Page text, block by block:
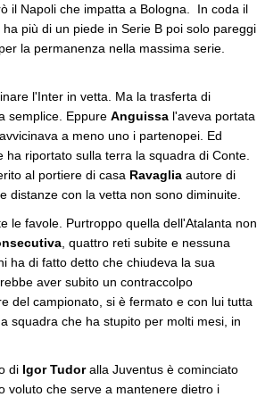
il Napoli che impatta a Bologna. In coda il
più di un piede in Serie B poi solo pareggi
la permanenza nella massima serie.
l'Inter in vetta. Ma la trasferta di
semplice. Eppure Anguissa l'aveva portata
a meno uno i partenopei. Ed
ha riportato sulla terra la squadra di Conte.
al portiere di casa Ravaglia autore di
distanze con la vetta non sono diminuite.
le favole. Purtroppo quella dell'Atalanta non
, quattro reti subite e nessuna
ha di fatto detto che chiudeva la sua
aver subito un contraccolpo
del campionato, si è fermato e con lui tutta
squadra che ha stupito per molti mesi, in
di IgorTudoralla Juventus è cominciato
voluto che serve a mantenere dietro i